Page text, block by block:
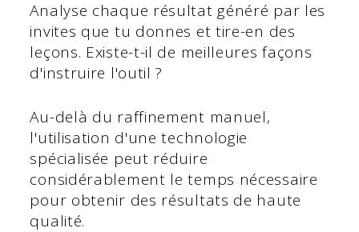
Analyse chaque résultat généré par les
invites que tu donnes et tire-en des
leçons. Existe-t-il de meilleures façons
d'instruire l'outil ?
Au-delà du raffinement manuel,
l'utilisation d'une technologie
spécialisée peut réduire
considérablement le temps nécessaire
pour obtenir des résultats de haute
qualité.